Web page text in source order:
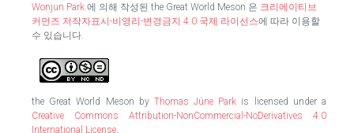
Wonjun Park 에 의해 작성된 the Great World Meson 은 크리에이티브
커먼즈 저작자표시-비영리-변경금지 4.0 국제 라이선스에 따라 이용할
수 있습니다.
the Great World Meson by Thomas Júne Park is licensed under a
Creative Commons Attribution-NonCommercial-NoDerivatives 4.0
International License